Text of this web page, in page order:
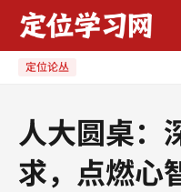
定位论丛
人大圆桌：
求，点燃心